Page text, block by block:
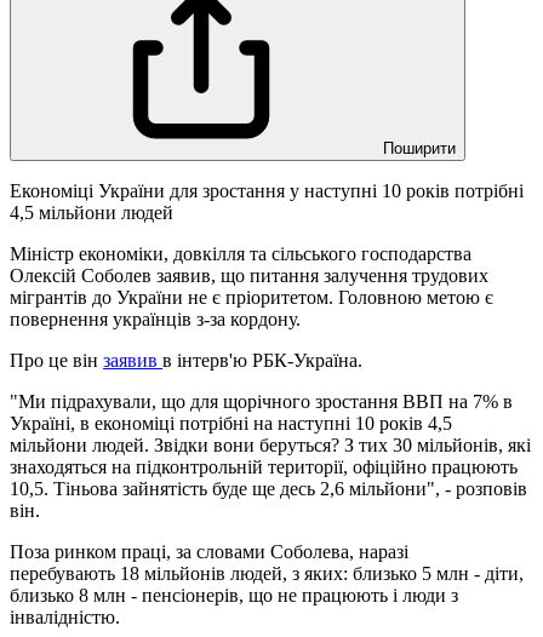
Поширити
Економіці України для зростання у наступні 10 років потрібні
4,5 мільйони людей
Міністр економіки, довкілля та сільського господарства
Олексій Соболев заявив, що питання залучення трудових
мігрантів до України не є пріоритетом. Головною метою є
повернення українців з-за кордону.
Про це він заявив в інтерв'ю РБК-Україна.
"Ми підрахували, що для щорічного зростання ВВП на 7% в
Україні, в економіці потрібні на наступні 10 років 4,5
мільйони людей. Звідки вони беруться? З тих 30 мільйонів, які
знаходяться на підконтрольній території, офіційно працюють
10,5. Тіньова зайнятість буде ще десь 2,6 мільйони", - розповів
він.
Поза ринком праці, за словами Соболева, наразі
перебувають 18 мільйонів людей, з яких: близько 5 млн - діти,
близько 8 млн - пенсіонерів, що не працюють і люди з
інвалідністю.